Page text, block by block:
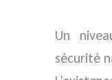
Un
sécurité